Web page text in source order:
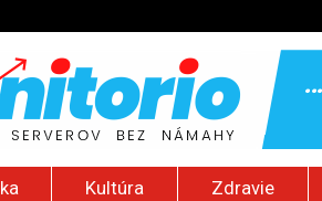
Kultúra Zdravie